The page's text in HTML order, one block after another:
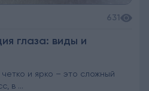
631
глаза: виды и
и ярко – это сложный
в ...